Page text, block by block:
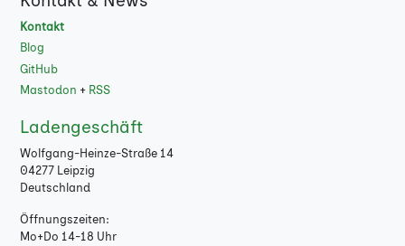
Kontakt
Blog
GitHub
Mastodon + RSS
Ladengeschäft
Wolfgang-Heinze-Straße 14
04277 Leipzig
Deutschland
Öffnungszeiten:
Mo+Do 14-18 Uhr